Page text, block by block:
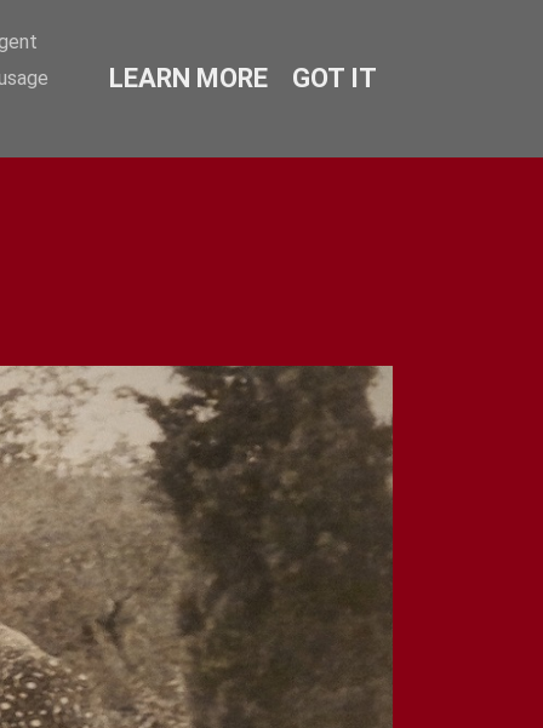
LEARN MORE GOT IT